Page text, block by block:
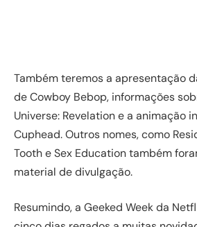
Também teremos a apresentação
de Cowboy Bebop, informações
Universe: Revelation e a animação
Cuphead. Outros nomes, como
Tooth e Sex Education também
material de divulgação.
Resumindo, a Geeked Week da